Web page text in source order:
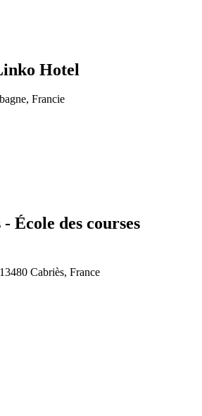
Hotel
Francie
École des courses
Cabriès, France